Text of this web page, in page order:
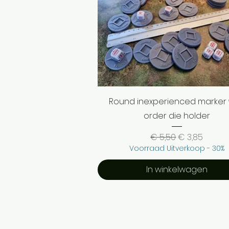
Snel overzicht
Round inexperienced marker
order die holder
Normale prijs
€ 5,50Verkoopprijs
€ 3,85
Voorraad Uitverkoop - 30%
In winkelwagen